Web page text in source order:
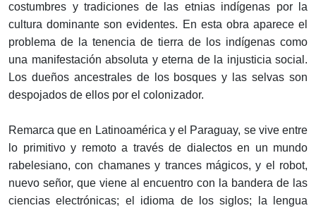
costumbres y tradiciones de las etnias indígenas por la
cultura dominante son evidentes. En esta obra aparece el
problema de la tenencia de tierra de los indígenas como
una manifestación absoluta y eterna de la injusticia social.
Los dueños ancestrales de los bosques y las selvas son
despojados de ellos por el colonizador.
Remarca que en Latinoamérica y el Paraguay, se vive entre
lo primitivo y remoto a través de dialectos en un mundo
rabelesiano, con chamanes y trances mágicos, y el robot,
nuevo señor, que viene al encuentro con la bandera de las
ciencias electrónicas; el idioma de los siglos; la lengua